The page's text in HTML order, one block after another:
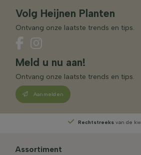
Volg Heijnen Planten
Ontvang onze laatste trends en tips.
Meld u nu aan!
Ontvang onze laatste trends en tips.
Aanmelden
Rechtstreeks van de
Assortiment